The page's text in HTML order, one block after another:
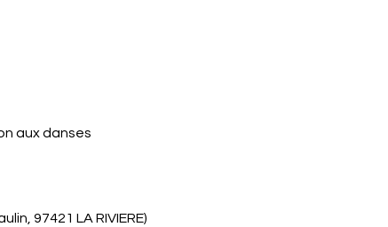
aux danses
97421 LA RIVIERE)